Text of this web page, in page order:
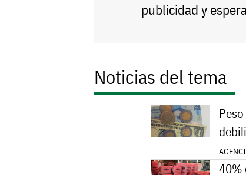
publicidad y
Noticias del tema
40%